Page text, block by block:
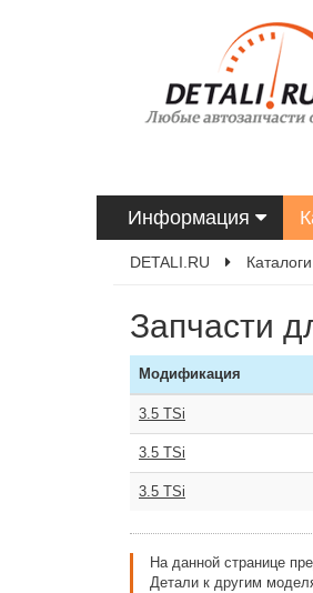
Информация
DETALI.RU Каталоги
Запчасти
Модификация
3.5 TSi
3.5 TSi
3.5 TSi
На данной странице
Детали к другим